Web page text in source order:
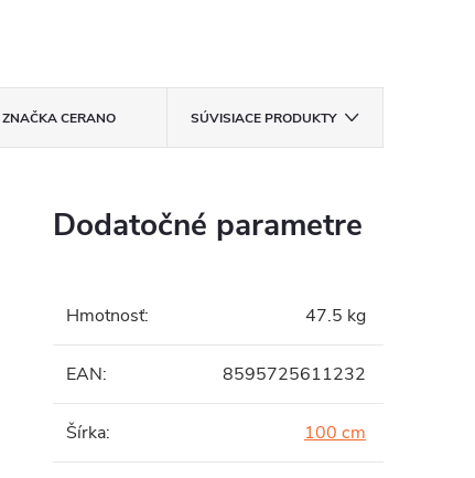
ZNAČKACERANO SÚVISIACE PRODUKTY
Dodatočné parametre
Hmotnosť: 47.5 kg
EAN: 8595725611232
Šírka: 100 cm